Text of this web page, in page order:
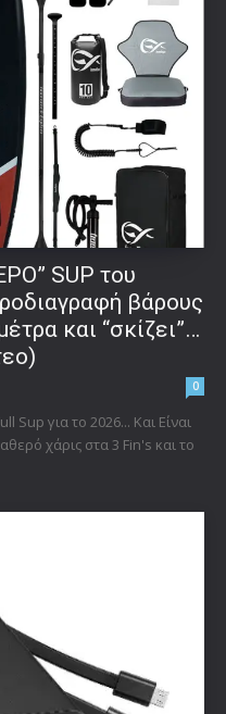
SUP του
βάρους
και “σκίζει”…
0
για το 2026... Και Είναι
χάρις στα 3 Fin's και το